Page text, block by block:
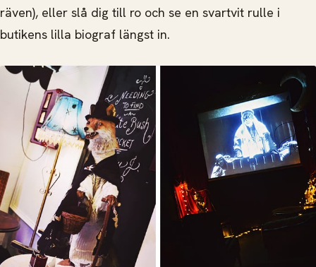
räven), eller slå dig till ro och se en svartvit rulle i
butikens lilla biograf längst in.